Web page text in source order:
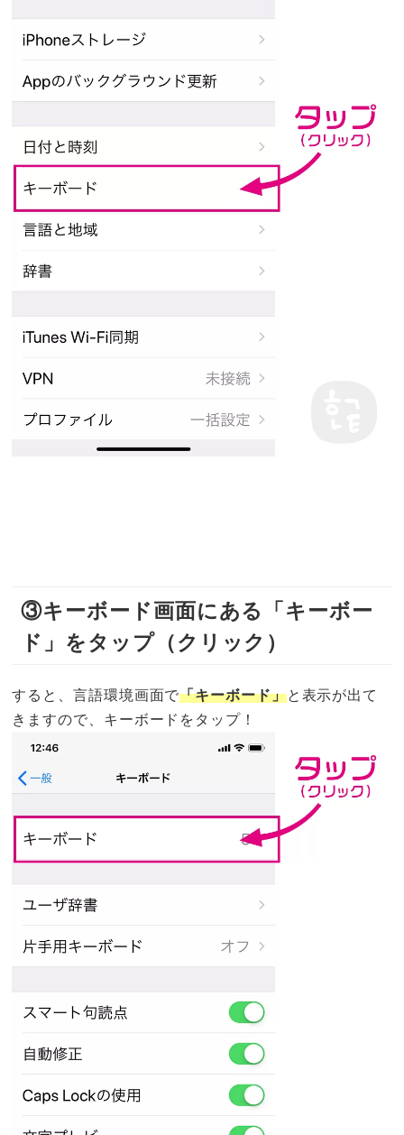
③キーボード画面にある「キーボー
ド」をタップ（クリック）
すると、言語環境画面で「キーボード」と表示が出て
きますので、キーボードをタップ！